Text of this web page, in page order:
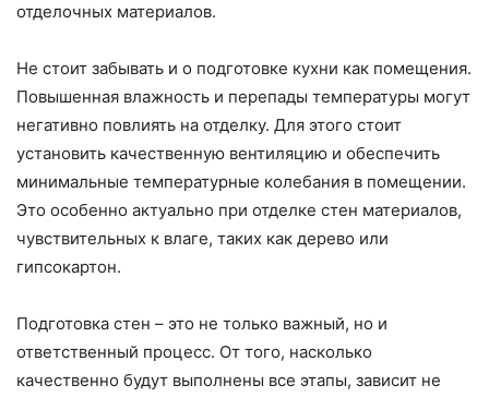
отделочных материалов.
Не стоит забывать и о подготовке кухни как помещения.
Повышенная влажность и перепады температуры могут
негативно повлиять на отделку. Для этого стоит
установить качественную вентиляцию и обеспечить
минимальные температурные колебания в помещении.
Это особенно актуально при отделке стен материалов,
чувствительных к влаге, таких как дерево или
гипсокартон.
Подготовка стен – это не только важный, но и
ответственный процесс. От того, насколько
качественно будут выполнены все этапы, зависит не